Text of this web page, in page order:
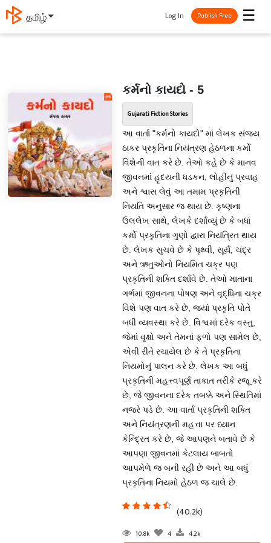
தமிழ் ☰
Log In Publish Free
કર્મનો કાયદો - 5
Gujarati Fiction Stories
આ વાર્તા "કર્મનો કાયદો" માં લેખક સંજય
ઠાકર પ્રકૃતિના નિયંત્રણ હેઠળના કર્મો
વિશેની વાત કરે છે. તેઓ કહે છે કે માનવ
જીવનમાં હૃદયની ધડકન, લોહીનું પ્રવાહ
અને શ્વાસ લેવું આ તમામ પ્રકૃતિની
નિયતિ અનુસાર જ થાય છે. કૃષ્ણના
ઉલલેખ સાથે, લેખકે દર્શાવ્યું છે કે બધાં
કર્મો પ્રકૃતિના ગુણો દ્વારા નિયંત્રિત થાય
છે. લેખક સુચવે છે કે પૃથ્વી, સૂર્ય, ચંદ્ર
અને ઋતુઓનો નિયમિત ચક્ર પણ
પ્રકૃતિની શક્તિ દર્શાવે છે. તેઓ માતાના
ગર્ભમાં જીવનના પોષણ અને વૃદ્ધિના ચક્ર
વિશે પણ વાત કરે છે, જ્યાં પ્રકૃતિ પોતે
બધી વ્યવસ્થા કરે છે. વિશ્વમાં દરેક વસ્તુ,
જેમાં વૃક્ષો અને તેમનાં ફળો પણ સામેલ છે,
એવી રીતે રચાયેલ છે કે તે પ્રકૃતિના
નિયમોનું પાલન કરે છે. લેખક આ બધું
પ્રકૃતિની મહત્ત્વપૂર્ણ તાકાત તરીકે રજૂ કરે
છે, જે જીવનના દરેક તબક્કે અને સ્થિતિમાં
નજરે પડે છે. આ વાર્તા પ્રકૃતિની શક્તિ
અને નિયંત્રણની મહત્તા પર ધ્યાન
કેન્દ્રિત કરે છે, જે આપણને બતાવે છે કે
આપણા જીવનમાં કેટલાય બાબતો
આપમેળે જ બની રહી છે અને આ બધું
પ્રકૃતિના નિયમો હેઠળ જ ચાલે છે.
(40.2k)
10.8k 4 4.2k